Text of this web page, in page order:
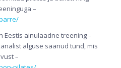
–
Eestis ainulaadne treening –
alguse saanud tund, mis
–